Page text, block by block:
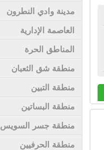
مدينة وادي النطرون
العاصمة الإدارية
المناطق الحرة
منطقة شق الثعبان
منطقة التبين
منطقة البساتين
منطقة جسر السويس
منطقة الحرفيين